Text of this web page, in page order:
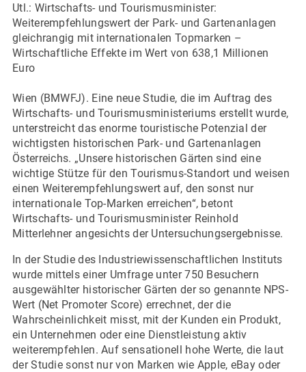
Utl.: Wirtschafts- und Tourismusminister:
Weiterempfehlungswert der Park- und Gartenanlagen
gleichrangig mit internationalen Topmarken –
Wirtschaftliche Effekte im Wert von 638,1 Millionen
Euro
Wien (BMWFJ). Eine neue Studie, die im Auftrag des
Wirtschafts- und Tourismusministeriums erstellt wurde,
unterstreicht das enorme touristische Potenzial der
wichtigsten historischen Park- und Gartenanlagen
Österreichs. „Unsere historischen Gärten sind eine
wichtige Stütze für den Tourismus-Standort und weisen
einen Weiterempfehlungswert auf, den sonst nur
internationale Top-Marken erreichen“, betont
Wirtschafts- und Tourismusminister Reinhold
Mitterlehner angesichts der Untersuchungsergebnisse.
In der Studie des Industriewissenschaftlichen Instituts
wurde mittels einer Umfrage unter 750 Besuchern
ausgewählter historischer Gärten der so genannte NPS-
Wert (Net Promoter Score) errechnet, der die
Wahrscheinlichkeit misst, mit der Kunden ein Produkt,
ein Unternehmen oder eine Dienstleistung aktiv
weiterempfehlen. Auf sensationell hohe Werte, die laut
der Studie sonst nur von Marken wie Apple, eBay oder